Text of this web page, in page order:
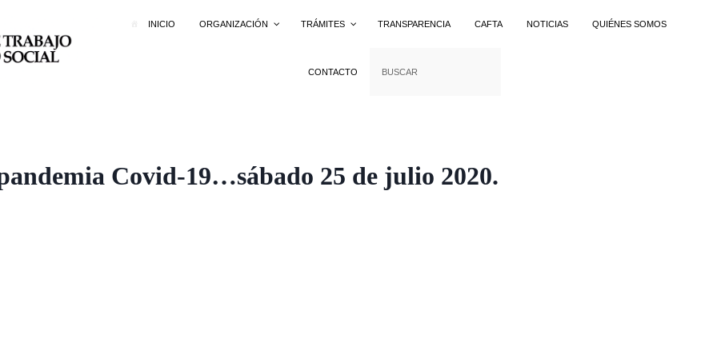
INICIO ORGANIZACIÓN TRÁMITES TRANSPARENCIA CAFTA NOTICIAS QUIÉNES SOMOS
CONTACTO
Covid-19…sábado 25 de julio 2020.